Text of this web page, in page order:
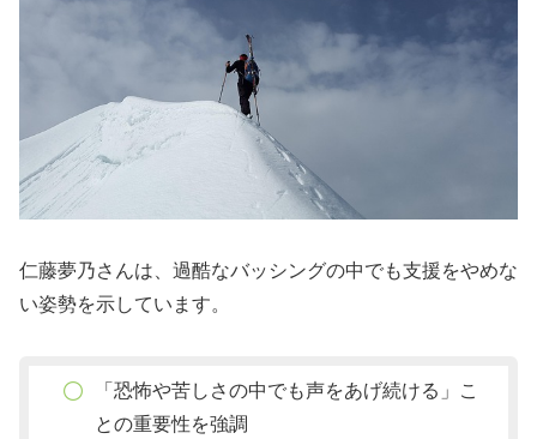
仁藤夢乃さんは、過酷なバッシングの中でも支援をやめな
い姿勢を示しています。
「恐怖や苦しさの中でも声をあげ続ける」こ
との重要性を強調